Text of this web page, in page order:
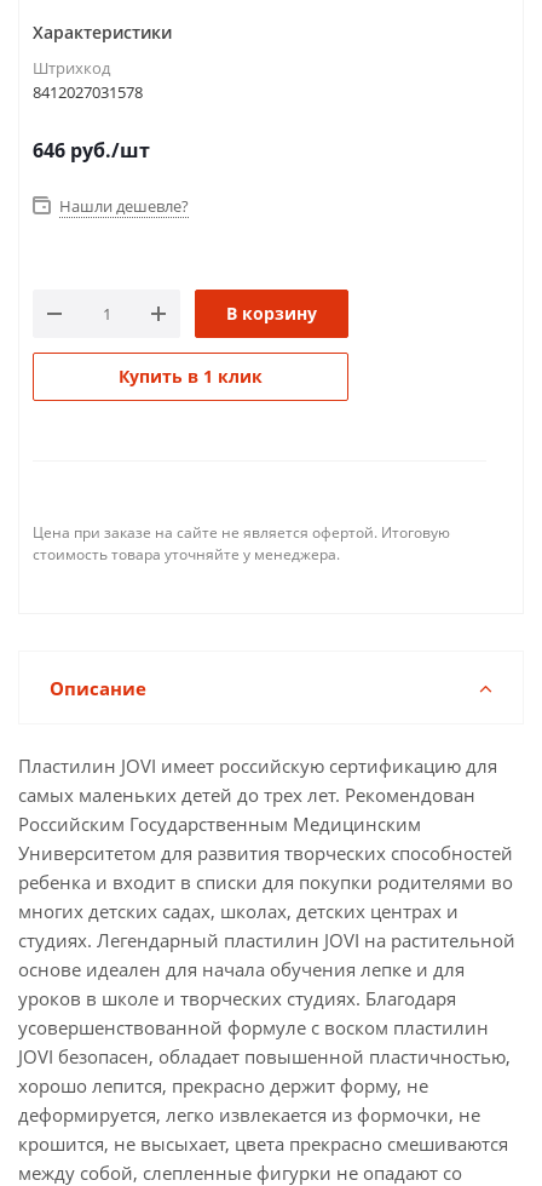
Характеристики
Штрихкод
8412027031578
646 руб./шт
Нашли дешевле?
В корзину
Купить в 1 клик
Цена при заказе на сайте не является офертой. Итоговую
стоимость товара уточняйте у менеджера.
Описание
Пластилин JOVI имеет российскую сертификацию для
самых маленьких детей до трех лет. Рекомендован
Российским Государственным Медицинским
Университетом для развития творческих способностей
ребенка и входит в списки для покупки родителями во
многих детских садах, школах, детских центрах и
студиях. Легендарный пластилин JOVI на растительной
основе идеален для начала обучения лепке и для
уроков в школе и творческих студиях. Благодаря
усовершенствованной формуле с воском пластилин
JOVI безопасен, обладает повышенной пластичностью,
хорошо лепится, прекрасно держит форму, не
деформируется, легко извлекается из формочки, не
крошится, не высыхает, цвета прекрасно смешиваются
между собой, слепленные фигурки не опадают со